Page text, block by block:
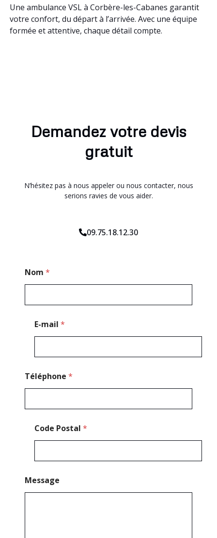
Une ambulance VSL à Corbère-les-Cabanes garantit
votre confort, du départ à l’arrivée. Avec une équipe
formée et attentive, chaque détail compte.
Demandez votre devis
gratuit
N’hésitez pas à nous appeler ou nous contacter, nous
serions ravies de vous aider.
09.75.18.12.30
Nom *
e
N
E-mail *
Téléphone *
Code Postal *
Message